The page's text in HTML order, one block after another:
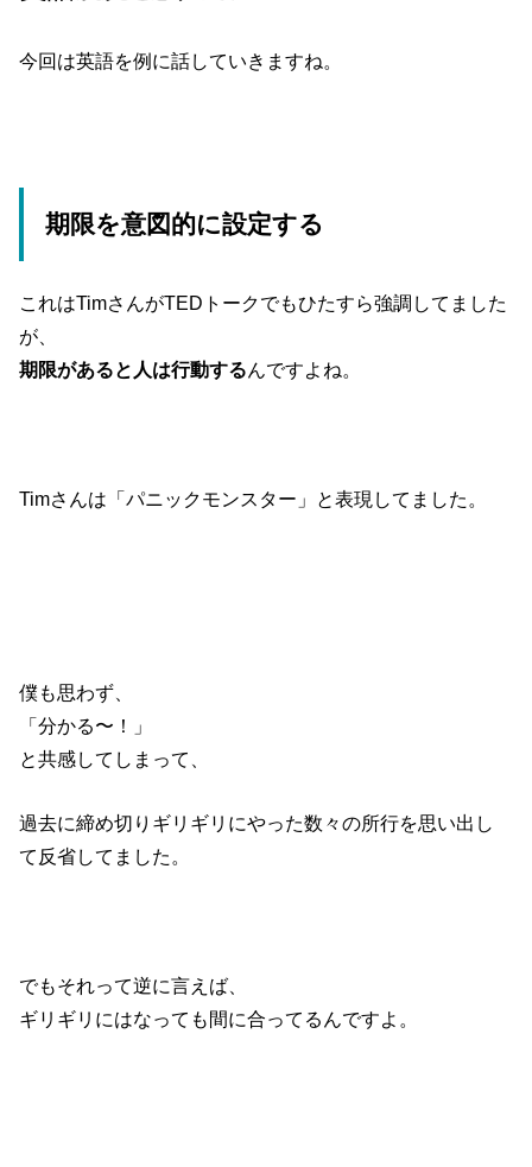
今回は英語を例に話していきますね。
期限を意図的に設定する
これはTimさんがTEDトークでもひたすら強調してました
が、
期限があると人は行動するんですよね。
Timさんは「パニックモンスター」と表現してました。
僕も思わず、
「分かる〜！」
と共感してしまって、
過去に締め切りギリギリにやった数々の所行を思い出し
て反省してました。
でもそれって逆に言えば、
ギリギリにはなっても間に合ってるんですよ。